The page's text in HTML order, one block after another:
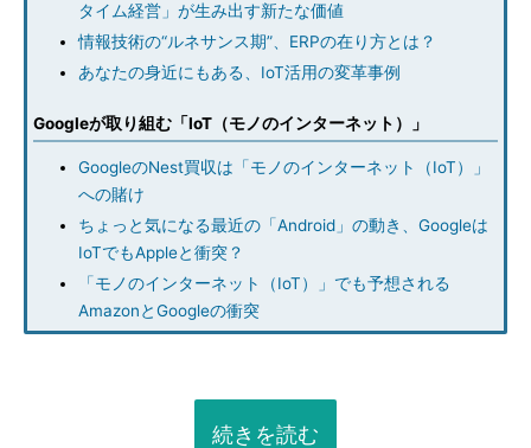
タイム経営」が生み出す新たな価値
情報技術の“ルネサンス期”、ERPの在り方とは？
あなたの身近にもある、IoT活用の変革事例
Googleが取り組む「IoT（モノのインターネット）」
GoogleのNest買収は「モノのインターネット（IoT）」
への賭け
ちょっと気になる最近の「Android」の動き、Googleは
IoTでもAppleと衝突？
「モノのインターネット（IoT）」でも予想される
AmazonとGoogleの衝突
続きを読む